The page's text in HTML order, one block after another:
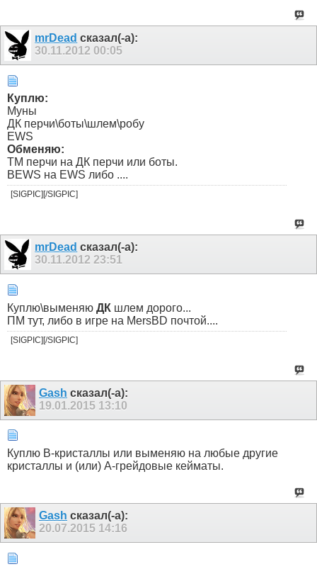
mrDead сказал(-а):
30.11.2012 00:05
Куплю:
Муны
ДК перчи\боты\шлем\робу
EWS
Обменяю:
ТМ перчи на ДК перчи или боты.
BEWS на EWS либо ....
[SIGPIC][/SIGPIC]
mrDead сказал(-а):
30.11.201223:51
Куплю\выменяю ДК шлем дорого...
ПМ тут, либо в игре на MersBD почтой....
[SIGPIC][/SIGPIC]
Gash сказал(-а):
19.01.2015 13:10
Куплю В-кристаллы или выменяю на любые другие
кристаллы и (или) А-грейдовые кейматы.
Gash сказал(-а):
20.07.2015 14:16